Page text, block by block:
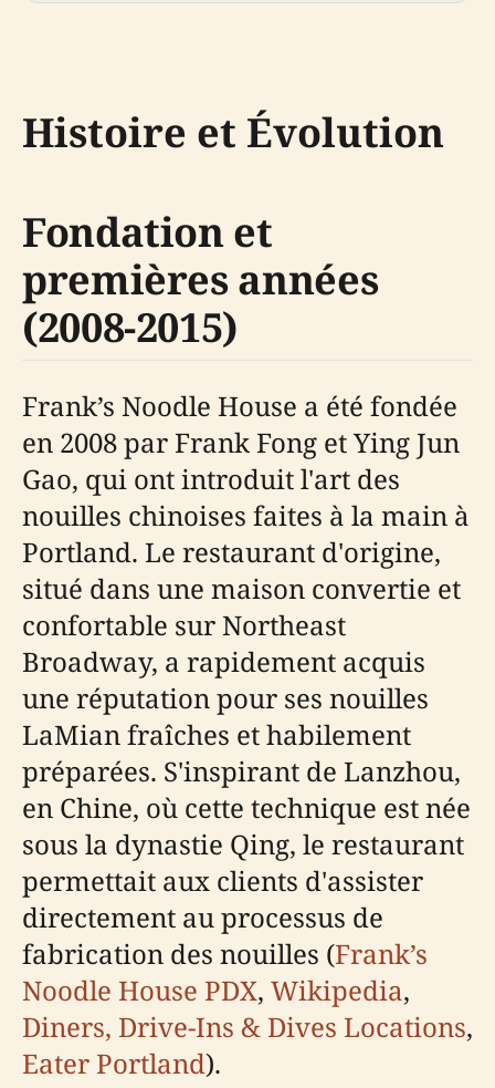
Histoire et Évolution
Fondation et
premières années
(2008-2015)
Frank’s Noodle House a été fondée
en 2008 par Frank Fong et Ying Jun
Gao, qui ont introduit l'art des
nouilles chinoises faites à la main à
Portland. Le restaurant d'origine,
situé dans une maison convertie et
confortable sur Northeast
Broadway, a rapidement acquis
une réputation pour ses nouilles
LaMian fraîches et habilement
préparées. S'inspirant de Lanzhou,
en Chine, où cette technique est née
sous la dynastie Qing, le restaurant
permettait aux clients d'assister
directement au processus de
fabrication des nouilles (Frank’s
Noodle House PDX, Wikipedia,
Diners, Drive-Ins & Dives Locations,
Eater Portland).